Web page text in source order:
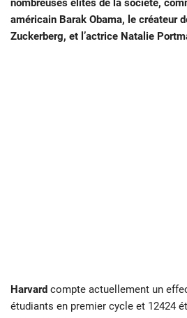
nombreuses élites de la société,
américain Barak Obama, le créateur
Zuckerberg, et l’actrice Natalie
Harvard compte actuellement un
étudiants en premier cycle et 12424